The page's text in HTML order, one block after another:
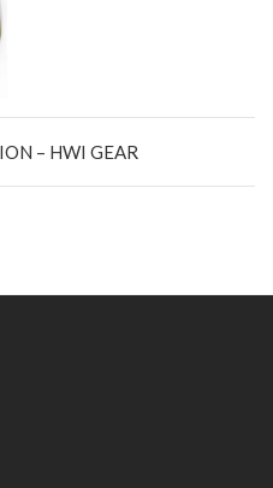
– HWI GEAR